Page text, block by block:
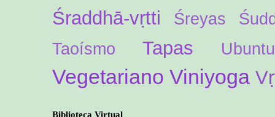
Śraddhā-vṛtti Śreyas
Taoísmo
Tapas Ubuntu
Vegetariano Viniyoga
Biblioteca Virtual